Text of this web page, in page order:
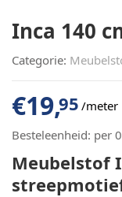
Inca 140
Categorie:
€19,95 /meter
Besteleenheid: per
Meubelstof